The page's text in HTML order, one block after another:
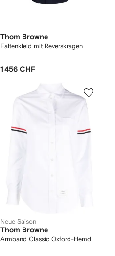
Thom Browne
Faltenkleid mit Reverskragen
1 456 CHF
Neue Saison
Thom Browne
Armband Classic Oxford-Hemd